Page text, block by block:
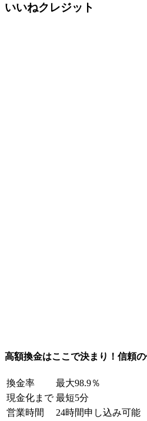
いいねクレジット
高額換金はここで決まり！信頼
換金率
最大98.9％
現金化まで 最短5分
営業時間
24時間申し込み可能